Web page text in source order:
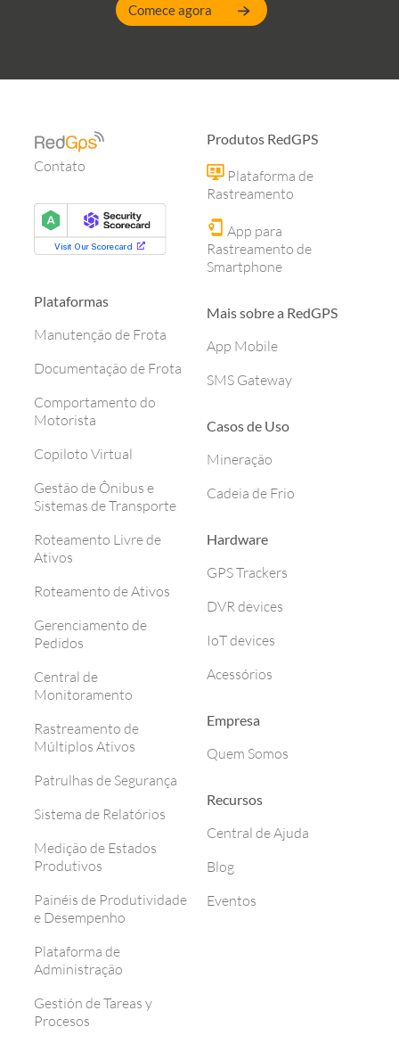
Comece agora
Contato
Plataformas
Manutenção de Frota
Documentação de Frota
Comportamento do
Motorista
Copiloto Virtual
Gestão de Ônibus e
Sistemas de Transporte
Roteamento Livre de
Ativos
Roteamento de Ativos
Gerenciamento de
Pedidos
Central de
Monitoramento
Rastreamento de
Múltiplos Ativos
Patrulhas de Segurança
Sistema de Relatórios
Medição de Estados
Produtivos
Painéis de Produtividade
e Desempenho
Plataforma de
Administração
Gestión de Tareas y
Procesos
Produtos RedGPS
Plataforma de
Rastreamento
App para
Rastreamento de
Smartphone
Mais sobre a RedGPS
App Mobile
SMS Gateway
Casos de Uso
Mineração
Cadeia de Frio
Hardware
GPS Trackers
DVR devices
IoT devices
Acessórios
Empresa
Quem Somos
Recursos
Central de Ajuda
Blog
Eventos